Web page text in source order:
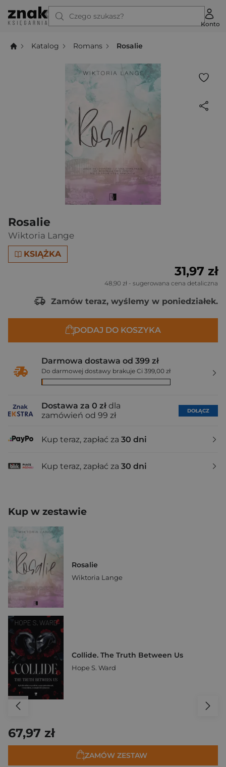
Czego szukasz?
Konto
Katalog Romans Rosalie
Rosalie
Wiktoria Lange
KSIĄŻKA
31,97 zł
48,90 zł - sugerowana cena detaliczna
Zamów teraz, wyślemy w poniedziałek.
DODAJ DO KOSZYKA
Darmowa dostawa od 399 zł
Do darmowej dostawy brakuje Ci 399,00 zł
Dostawa za 0 zł dla
zamówień od 99 zł
DOŁĄCZ
Kup teraz, zapłać za 30 dni
Kup teraz, zapłać za 30 dni
Kup w zestawie
Rosalie
Wiktoria Lange
Collide. The Truth Between Us
Hope S. Ward
67,97 zł
ZAMÓW ZESTAW